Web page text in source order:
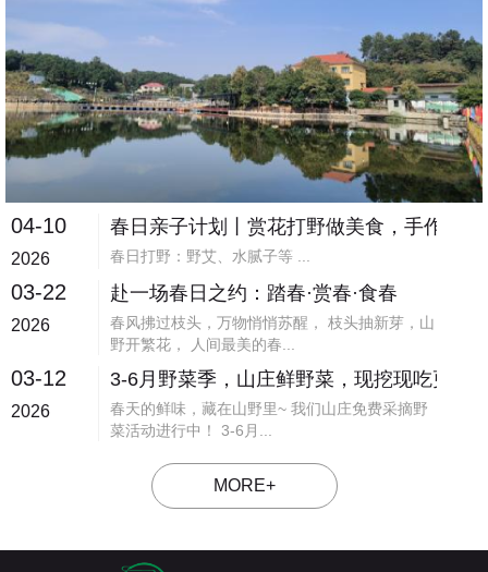
04-10
2026
春日亲子计划丨赏花打野做美食，手作撒
03-22
2026
赴一场春日之约：踏春·赏春·食春
春风拂过枝头，万物悄悄苏醒， 枝头抽新芽，山
野开繁花， 人间最美的春...
03-12
2026
3-6月野菜季，山庄鲜野菜，现挖现吃更有
春天的鲜味，藏在山野里~ 我们山庄免费采摘野
菜活动进行中！ 3-6月...
MORE+